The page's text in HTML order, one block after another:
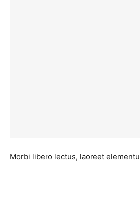
Morbi libero lectus, laoreet